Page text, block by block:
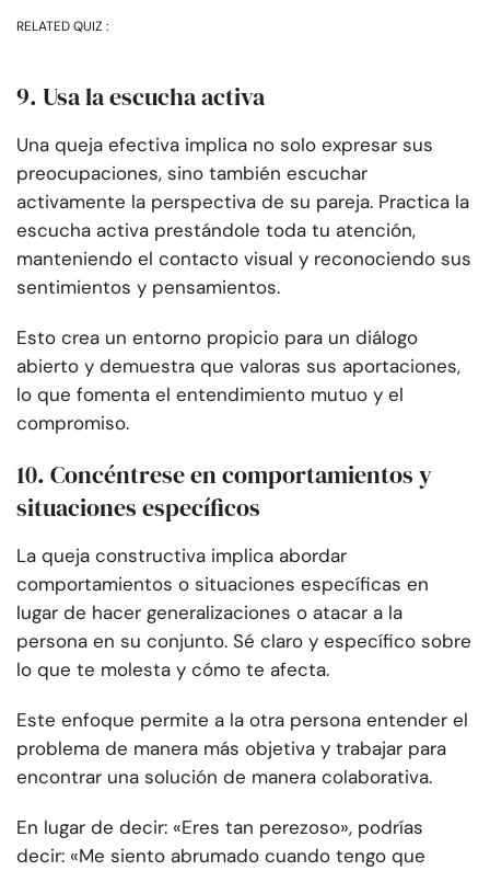
RELATED QUIZ :
9. Usa la escucha activa
Una queja efectiva implica no solo expresar sus
preocupaciones, sino también escuchar
activamente la perspectiva de su pareja. Practica la
escucha activa prestándole toda tu atención,
manteniendo el contacto visual y reconociendo sus
sentimientos y pensamientos.
Esto crea un entorno propicio para un diálogo
abierto y demuestra que valoras sus aportaciones,
lo que fomenta el entendimiento mutuo y el
compromiso.
10. Concéntrese en comportamientos y
situaciones específicos
La queja constructiva implica abordar
comportamientos o situaciones específicas en
lugar de hacer generalizaciones o atacar a la
persona en su conjunto. Sé claro y específico sobre
lo que te molesta y cómo te afecta.
Este enfoque permite a la otra persona entender el
problema de manera más objetiva y trabajar para
encontrar una solución de manera colaborativa.
En lugar de decir: «Eres tan perezoso», podrías
decir: «Me siento abrumado cuando tengo que